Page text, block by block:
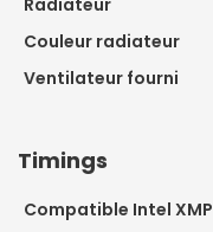
Couleur radiateur
Ventilateur fourni
Timings
Compatible Intel XMP